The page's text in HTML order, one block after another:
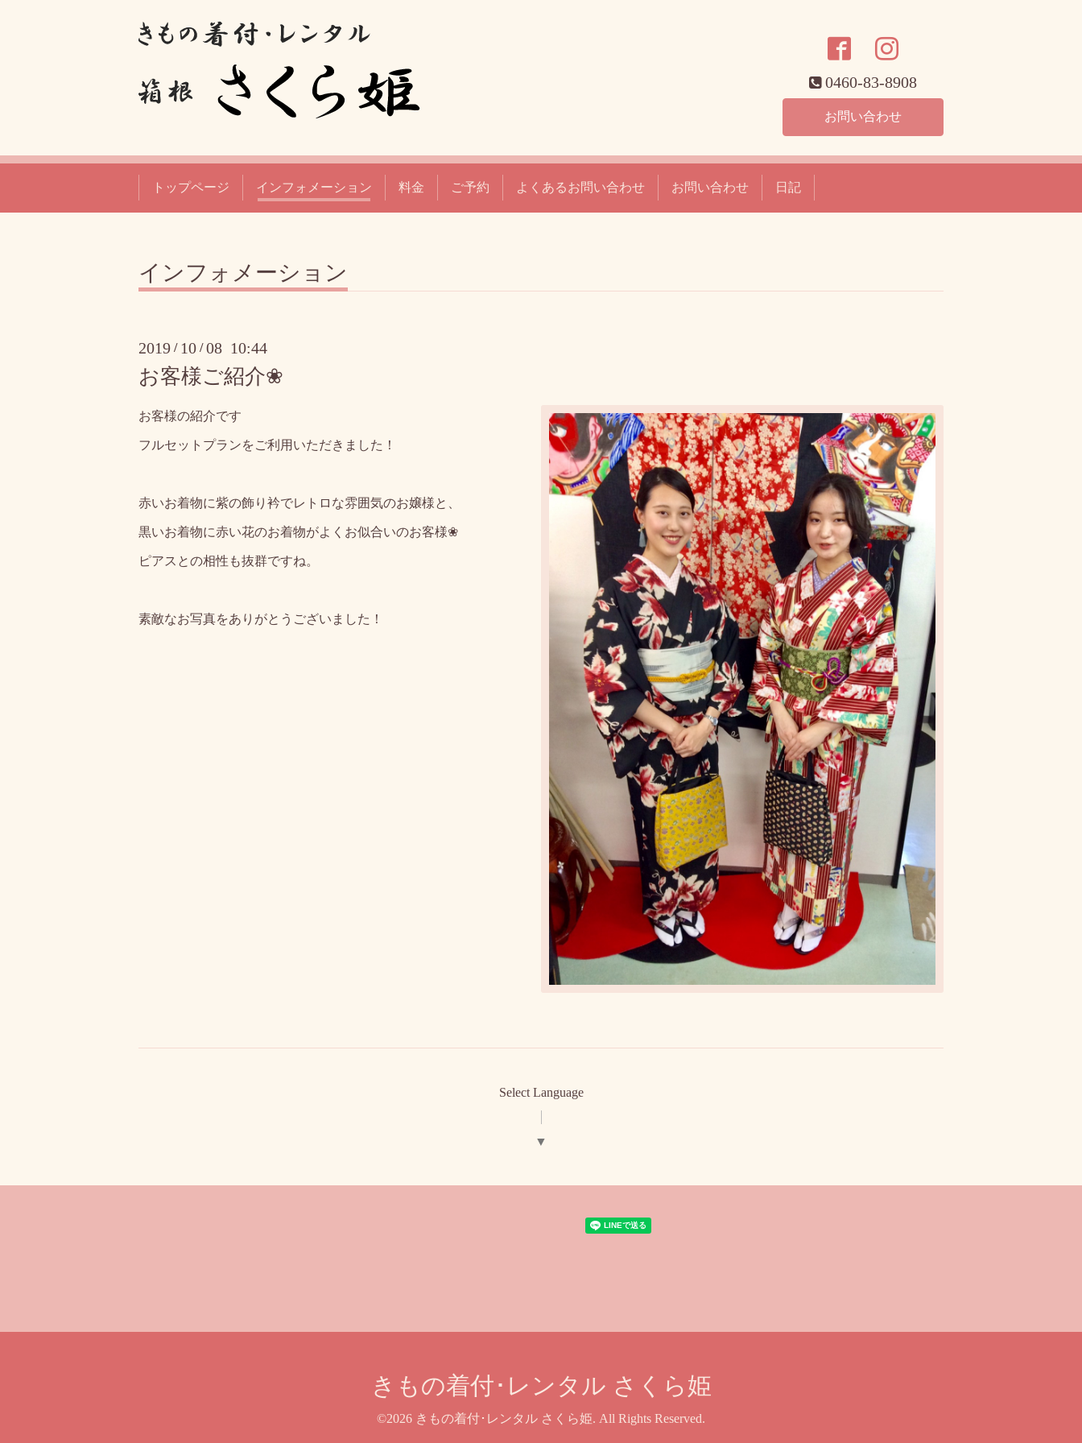
0460-83-8908
お問い合わせ
トップページ インフォメーション 料金 ご予約 よくあるお問い合わせ お問い合わせ 日記
インフォメーション
2019 / 10 /08 10:44
お客様ご紹介❀
お客様の紹介です
フルセットプランをご利用いただきました！
赤いお着物に紫の飾り衿でレトロな雰囲気のお嬢様と、
黒いお着物に赤い花のお着物がよくお似合いのお客様❀
ピアスとの相性も抜群ですね。
素敵なお写真をありがとうございました！
Select Language
▼
きもの着付･レンタル さくら姫
©2026 きもの着付･レンタル さくら姫. All Rights Reserved.